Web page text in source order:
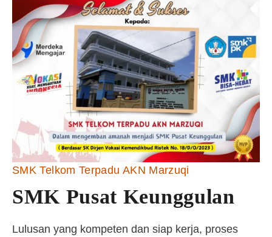
SMK Telkom Terpadu AKN Marzuqi
SMK Pusat Keunggulan
Lulusan yang kompeten dan siap kerja, proses